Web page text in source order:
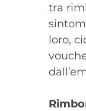
tra
loro,